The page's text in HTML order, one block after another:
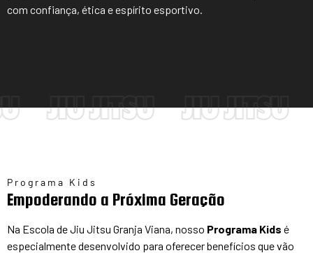
com confiança, ética e espírito esportivo.
Programa Kids
Empoderando a Próxima Geração
Na Escola de Jiu Jitsu Granja Viana, nosso Programa Kids é
especialmente desenvolvido para oferecer benefícios que vão